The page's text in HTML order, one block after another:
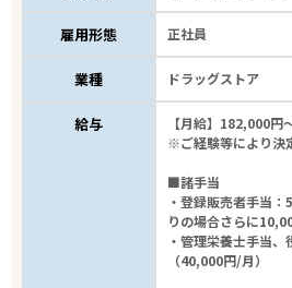
雇用形態 正社員
業種 ドラッグストア
給与
【月給】182,000円
※ご経験等により決
■諸手当
・登録販売者手当
りの場合さらに
・管理栄養士手当
（40,000円/月）